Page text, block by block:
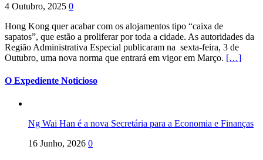
4 Outubro, 2025 0
Hong Kong quer acabar com os alojamentos tipo “caixa de
sapatos”, que estão a proliferar por toda a cidade. As autoridades da
Região Administrativa Especial publicaram na sexta-feira, 3 de
Outubro, uma nova norma que entrará em vigor em Março. […]
O Expediente Noticioso
Ng Wai Han é a nova Secretária para a Economia e Finanças
16 Junho, 2026 0